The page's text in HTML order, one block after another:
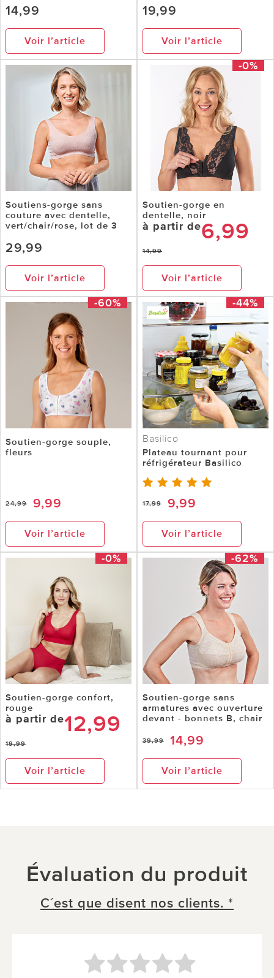
14,99
Voir l’article
19,99
Voir l’article
Soutiens-gorge sans
couture avec dentelle,
vert/chair/rose, lot de 3
29,99
Voir l’article
-0%
Soutien-gorge en
dentelle, noir
à partir de6,99
14,99
Voir l’article
-60%
Soutien-gorge souple,
fleurs
24,99 9,99
Voir l’article
-44%
Basilico
Plateau tournant pour
réfrigérateur Basilico
17,99 9,99
Voir l’article
-0%
Soutien-gorge confort,
rouge
à partir de12,99
19,99
Voir l’article
-62%
Soutien-gorge sans
armatures avec ouverture
devant - bonnets B, chair
39,99 14,99
Voir l’article
Évaluation du produit
C´est que disent nos clients. *